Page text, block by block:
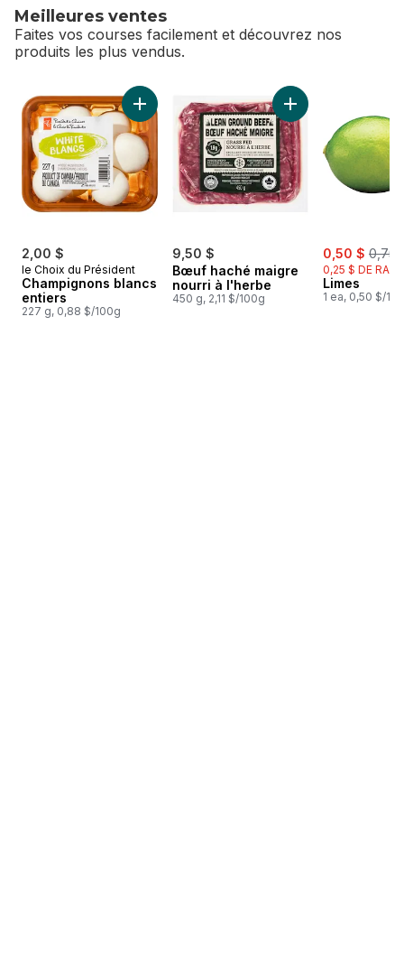
Meilleures ventes
Faites vos courses facilement et découvrez nos
produits les plus vendus.
sauter Meilleures ventes
2,00 $
le Choix du Président
Champignons blancs
entiers
227 g, 0,88 $/100g
Ajouter Champignons blancs entiers au
9,50 $
Bœuf haché maigre
nourri à l'herbe
450 g, 2,11 $/100g
Ajouter Bœuf
sale:
0,50 $ ,
0,75
0,25 $ DE
Limes
1 ea, 0,50 $/1ch